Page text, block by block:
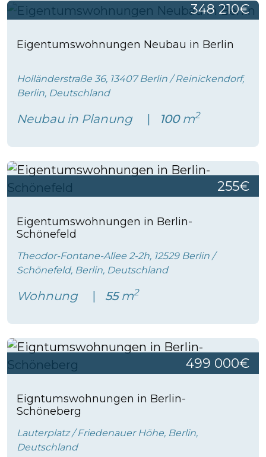
348 210€
Eigentumswohnungen Neubau in Berlin
Holländerstraße 36, 13407 Berlin / Reinickendorf,
Berlin, Deutschland
Neubau in Planung 100m2
255€
Eigentumswohnungen in Berlin-
Schönefeld
Theodor-Fontane-Allee 2-2h, 12529 Berlin /
Schönefeld, Berlin, Deutschland
Wohnung 55m2
499 000€
Eigntumswohnungen in Berlin-
Schöneberg
Lauterplatz / Friedenauer Höhe, Berlin,
Deutschland